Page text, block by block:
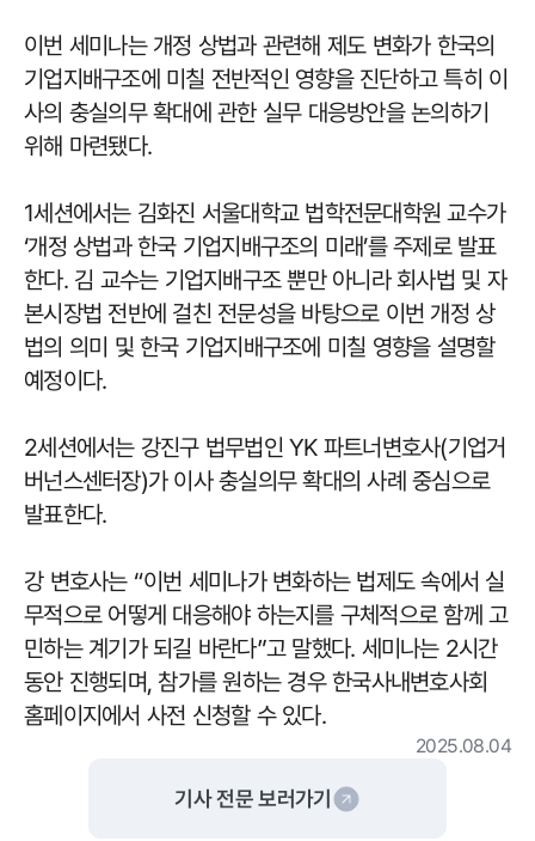
이번 세미나는 개정 상법과 관련해 제도 변화가 한국의
기업지배구조에 미칠 전반적인 영향을 진단하고 특히 이
사의 충실의무 확대에 관한 실무 대응방안을 논의하기
위해 마련됐다.
1세션에서는 김화진 서울대학교 법학전문대학원 교수가
‘개정 상법과 한국 기업지배구조의 미래’를 주제로 발표
한다. 김 교수는 기업지배구조 뿐만 아니라 회사법 및 자
본시장법 전반에 걸친 전문성을 바탕으로 이번 개정 상
법의 의미 및 한국 기업지배구조에 미칠 영향을 설명할
예정이다.
2세션에서는 강진구 법무법인 YK 파트너변호사(기업거
버넌스센터장)가 이사 충실의무 확대의 사례 중심으로
발표한다.
강 변호사는 “이번 세미나가 변화하는 법제도 속에서 실
무적으로 어떻게 대응해야 하는지를 구체적으로 함께 고
민하는 계기가 되길 바란다”고 말했다. 세미나는 2시간
동안 진행되며, 참가를 원하는 경우 한국사내변호사회
홈페이지에서 사전 신청할 수 있다.
2025.08.04
기사 전문 보러가기